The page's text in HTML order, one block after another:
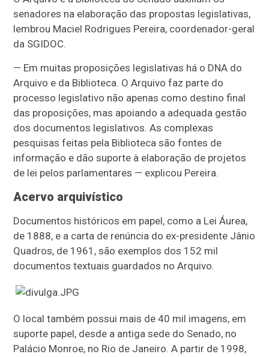
senadores na elaboração das propostas legislativas,
lembrou Maciel Rodrigues Pereira, coordenador-geral
da SGIDOC.
— Em muitas proposições legislativas há o DNA do
Arquivo e da Biblioteca. O Arquivo faz parte do
processo legislativo não apenas como destino final
das proposições, mas apoiando a adequada gestão
dos documentos legislativos. As complexas
pesquisas feitas pela Biblioteca são fontes de
informação e dão suporte à elaboração de projetos
de lei pelos parlamentares — explicou Pereira.
Acervo arquivístico
Documentos históricos em papel, como a Lei Áurea,
de 1888, e a carta de renúncia do ex-presidente Jânio
Quadros, de 1961, são exemplos dos 152 mil
documentos textuais guardados no Arquivo.
O local também possui mais de 40 mil imagens, em
suporte papel, desde a antiga sede do Senado, no
Palácio Monroe, no Rio de Janeiro. A partir de 1998,